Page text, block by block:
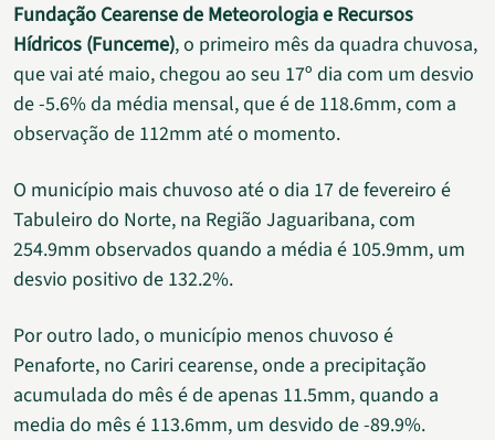
Fundação Cearense de Meteorologia e Recursos
Hídricos (Funceme), o primeiro mês da quadra chuvosa,
que vai até maio, chegou ao seu 17º dia com um desvio
de -5.6% da média mensal, que é de 118.6mm, com a
observação de 112mm até o momento.
O município mais chuvoso até o dia 17 de fevereiro é
Tabuleiro do Norte, na Região Jaguaribana, com
254.9mm observados quando a média é 105.9mm, um
desvio positivo de 132.2%.
Por outro lado, o município menos chuvoso é
Penaforte, no Cariri cearense, onde a precipitação
acumulada do mês é de apenas 11.5mm, quando a
media do mês é 113.6mm, um desvido de -89.9%.